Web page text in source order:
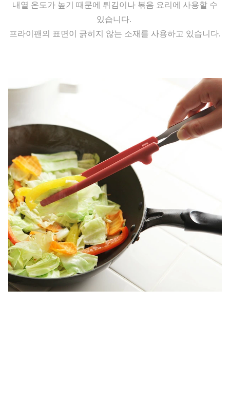
내열 온도가 높기 때문에 튀김이나 볶음 요리에 사용할 수
있습니다.
프라이팬의 표면이 긁히지 않는 소재를 사용하고 있습니다.